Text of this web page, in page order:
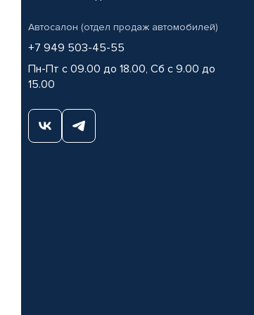
Автосалон (отдел продаж автомобилей)
+7 949 503-45-55
Пн-Пт с 09.00 до 18.00, Сб с 9.00 до
15.00